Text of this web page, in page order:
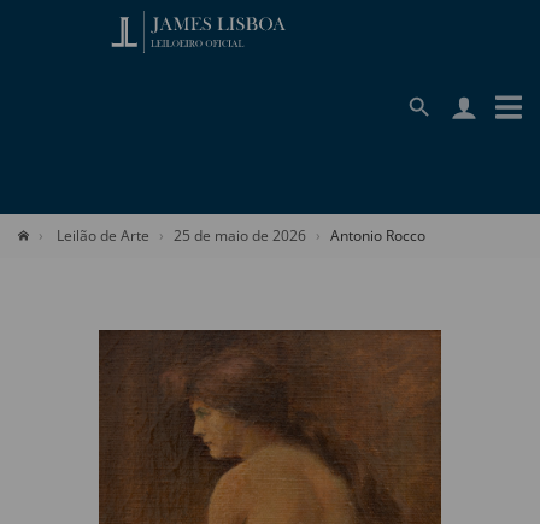
Leilão de Arte 25 de maio de 2026 Antonio Rocco